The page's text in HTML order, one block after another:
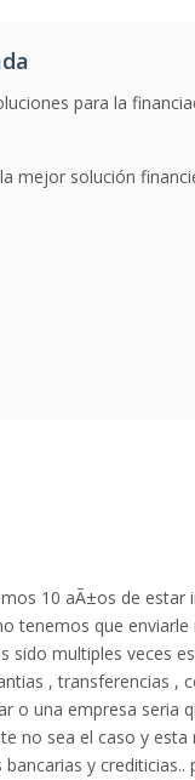
para la
mejor solución
10 aÃ±os de estar
tenemos que
sido multiples veces
, transferencias ,
o una empresa seria
no sea el caso y
y